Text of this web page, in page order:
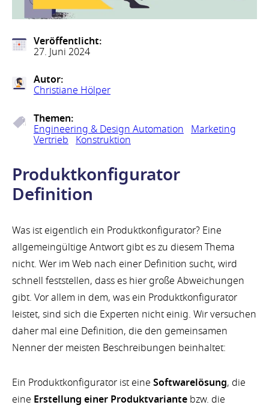
Veröffentlicht:
27. Juni 2024
Autor:
Christiane Hölper
Themen:
Engineering & Design Automation Marketing
Vertrieb Konstruktion
Produktkonfigurator
Definition
Was ist eigentlich ein Produktkonfigurator? Eine
allgemeingültige Antwort gibt es zu diesem Thema
nicht. Wer im Web nach einer Definition sucht, wird
schnell feststellen, dass es hier große Abweichungen
gibt. Vor allem in dem, was ein Produktkonfigurator
leistet, sind sich die Experten nicht einig. Wir versuchen
daher mal eine Definition, die den gemeinsamen
Nenner der meisten Beschreibungen beinhaltet:
Ein Produktkonfigurator ist eine Softwarelösung, die
eine Erstellung einer Produktvariante bzw. die